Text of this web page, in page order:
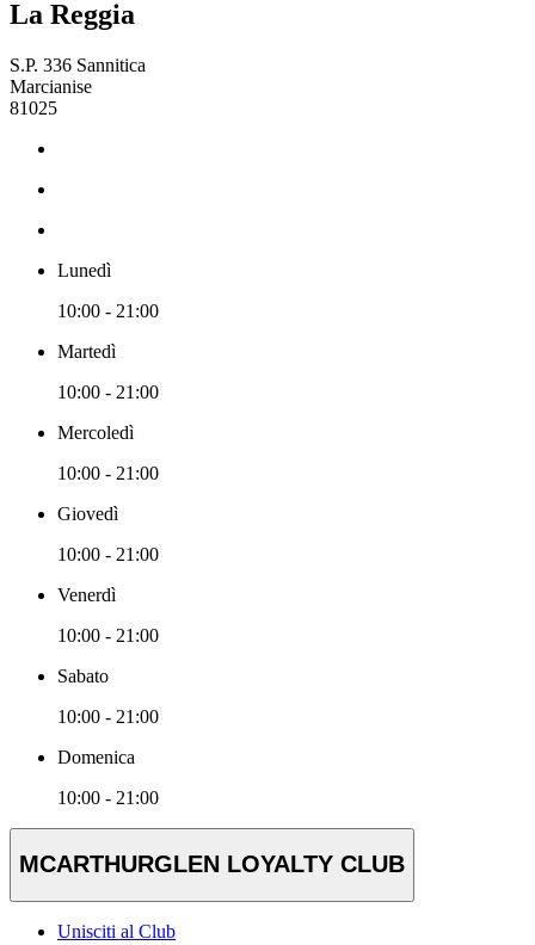
La Reggia
S.P. 336 Sannitica
Marcianise
81025
Lunedì
10:00 - 21:00
Martedì
10:00 - 21:00
Mercoledì
10:00 - 21:00
Giovedì
10:00 - 21:00
Venerdì
10:00 - 21:00
Sabato
10:00 - 21:00
Domenica
10:00 - 21:00
MCARTHURGLEN LOYALTY CLUB
Unisciti al Club